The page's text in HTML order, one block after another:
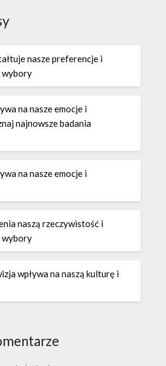
nasze preferencje i
wybory
na nasze emocje i
najnowsze badania
na nasze emocje i
naszą rzeczywistość i
wybory
wpływa na naszą kulturę i